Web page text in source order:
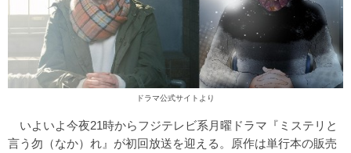
ドラマ公式サイト より
いよいよ今夜21時からフジテレビ系月曜ドラマ『ミステリと
言う勿（なか）れ』が初回放送を迎える。原作は単行本の販売